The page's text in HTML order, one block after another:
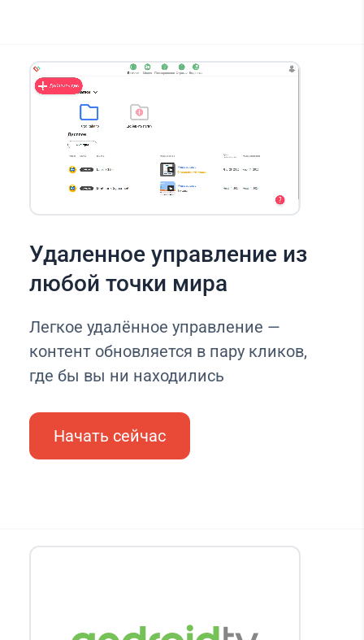
Удаленное управление из
любой точки мира
Легкое удалённое управление —
контент обновляется в пару кликов,
где бы вы ни находились
Начать сейчас